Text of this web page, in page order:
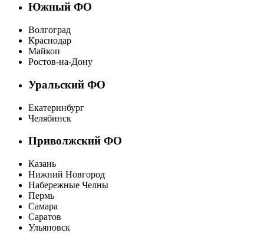
Южный ФО
Волгоград
Краснодар
Майкоп
Ростов-на-Дону
Уральский ФО
Екатеринбург
Челябинск
Приволжский ФО
Казань
Нижний Новгород
Набережные Челны
Пермь
Самара
Саратов
Ульяновск